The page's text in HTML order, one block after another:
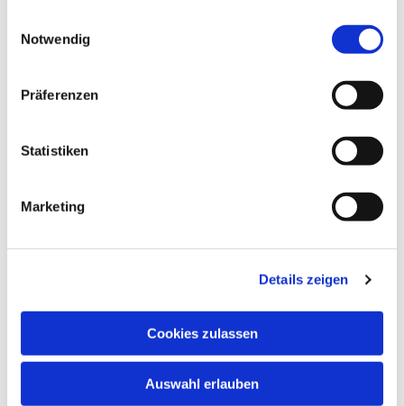
Notwendig
Präferenzen
Statistiken
Marketing
Details zeigen
Cookies zulassen
Auswahl erlauben
Dies könnte Sie auch